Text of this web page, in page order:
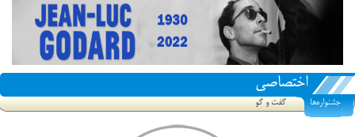
اختصاصی
جشنواره‌ها گفت و گو